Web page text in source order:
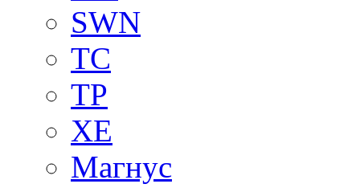
SWN
TC
TP
XE
Магнус